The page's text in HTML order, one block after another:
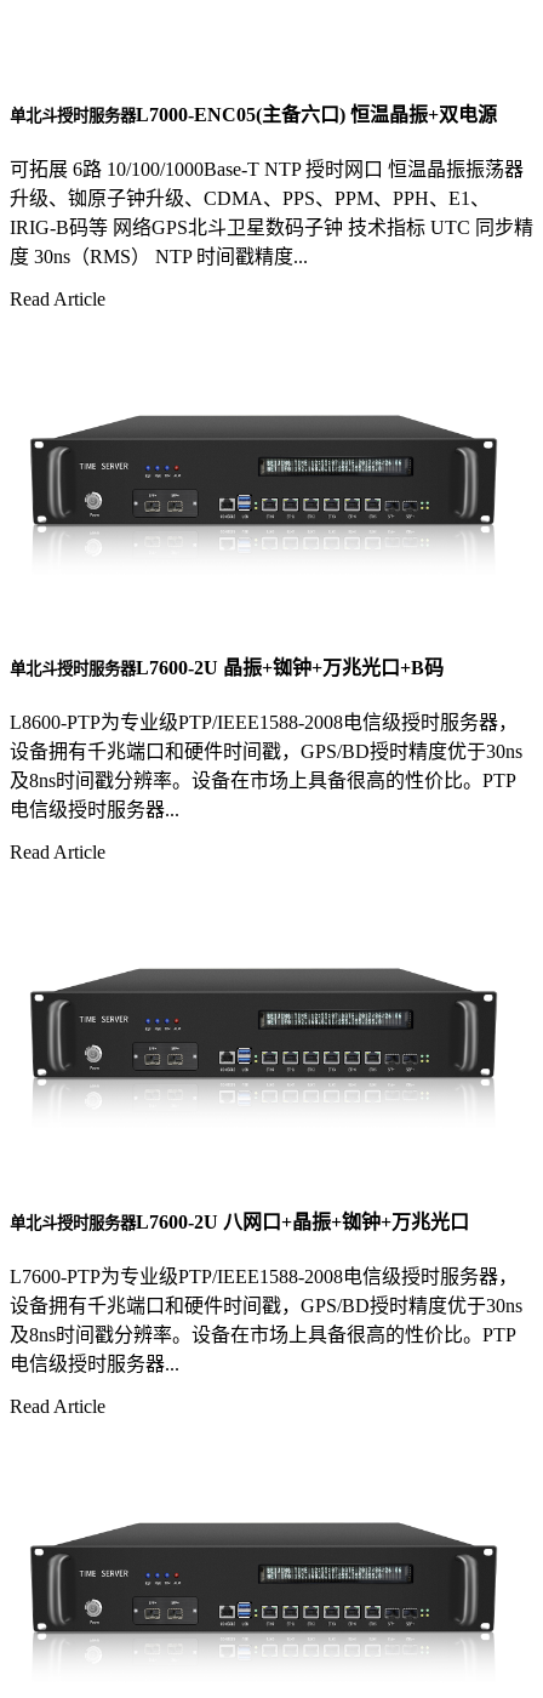
单北斗授时服务器L7000-ENC05(主备六口) 恒温晶振+双电源
可拓展 6路 10/100/1000Base-T NTP 授时网口 恒温晶振振荡器
升级、铷原子钟升级、CDMA、PPS、PPM、PPH、E1、
IRIG-B码等 网络GPS北斗卫星数码子钟 技术指标 UTC 同步精
度 30ns（RMS） NTP 时间戳精度...
Read Article
单北斗授时服务器L7600-2U 晶振+铷钟+万兆光口+B码
L8600-PTP为专业级PTP/IEEE1588-2008电信级授时服务器，
设备拥有千兆端口和硬件时间戳，GPS/BD授时精度优于30ns
及8ns时间戳分辨率。设备在市场上具备很高的性价比。PTP
电信级授时服务器...
Read Article
单北斗授时服务器L7600-2U 八网口+晶振+铷钟+万兆光口
L7600-PTP为专业级PTP/IEEE1588-2008电信级授时服务器，
设备拥有千兆端口和硬件时间戳，GPS/BD授时精度优于30ns
及8ns时间戳分辨率。设备在市场上具备很高的性价比。PTP
电信级授时服务器...
Read Article